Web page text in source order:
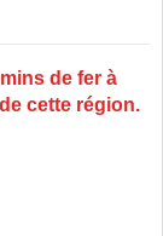
de fer à
cette région.